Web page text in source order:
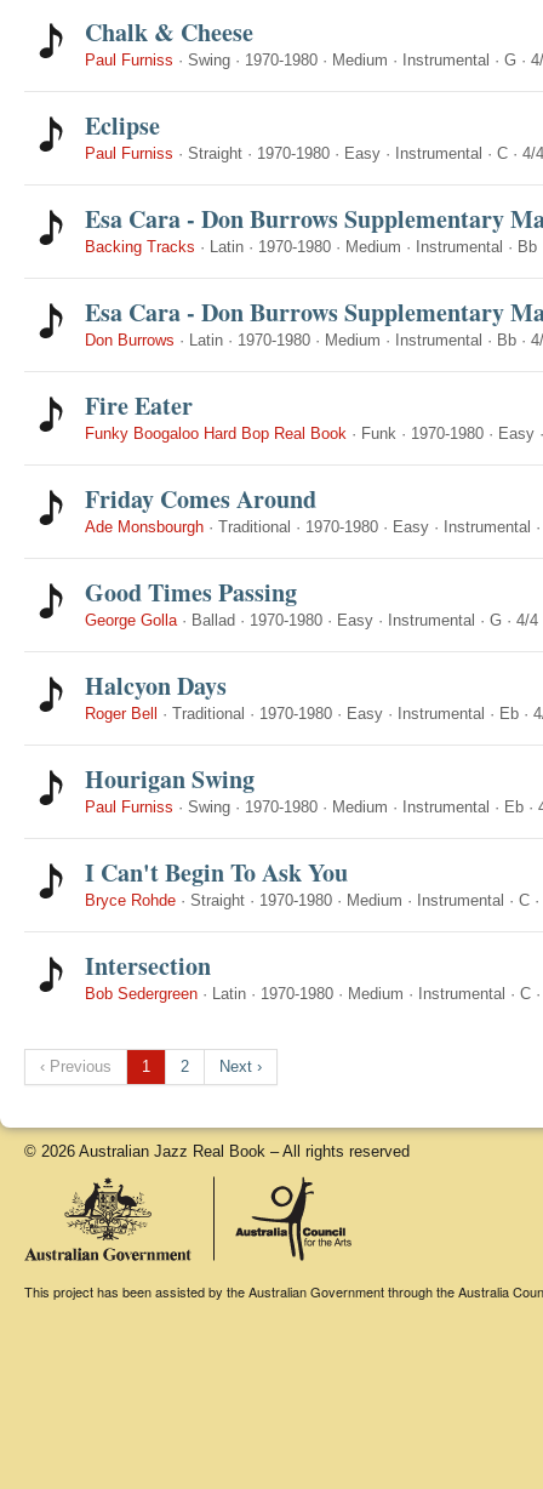
Chalk & Cheese
Paul Furniss · Swing · 1970-1980 · Medium · Instrumental · G ·
Eclipse
Paul Furniss · Straight · 1970-1980 · Easy · Instrumental · C · 4/4
Esa Cara - Don Burrows Supplementary
Backing Tracks · Latin · 1970-1980 · Medium · Instrumental · Bb
Esa Cara - Don Burrows Supplementary
Don Burrows · Latin · 1970-1980 · Medium · Instrumental · Bb ·
Fire Eater
Funky Boogaloo Hard Bop Real Book · Funk · 1970-1980 · Easy
Friday Comes Around
Ade Monsbourgh · Traditional · 1970-1980 · Easy · Instrumental
Good Times Passing
George Golla· Ballad · 1970-1980 · Easy · Instrumental · G · 4/4
Halcyon Days
Roger Bell · Traditional · 1970-1980 · Easy · Instrumental · Eb ·
Hourigan Swing
Paul Furniss · Swing · 1970-1980 · Medium · Instrumental · Eb ·
I Can't Begin To Ask You
Bryce Rohde · Straight · 1970-1980 · Medium · Instrumental · C ·
Intersection
Bob Sedergreen · Latin · 1970-1980 · Medium · Instrumental · C
‹ Previous 1 2 Next ›
© 2026 Australian Jazz Real Book – All rights reserved
This project has been assisted by the Australian Government through the Australia